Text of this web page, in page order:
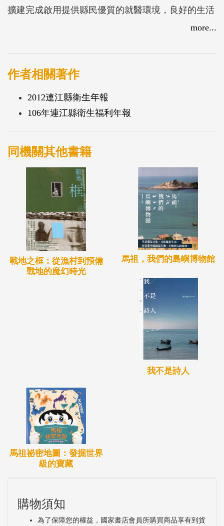
擴建完成啟用提供縣民優質的就醫環境，良好的生活
習慣與疫苗接種使縣民免於發生重大疾病疫情，每年
檢疫則提供鄉親安全的生活環境....等
more...
作者相關著作
2012連江縣衛生年報
106年連江縣衛生福利年報
同機關其他書籍
戰地之框：從漁村到預備
戰地的魔幻時光
馬祖，我們的島嶼博物館
我不是詩人
馬祖祕密地圖：發掘世界
級的寶藏
購物須知
為了保障您的權益，國家書店會員所購買商品享有到貨